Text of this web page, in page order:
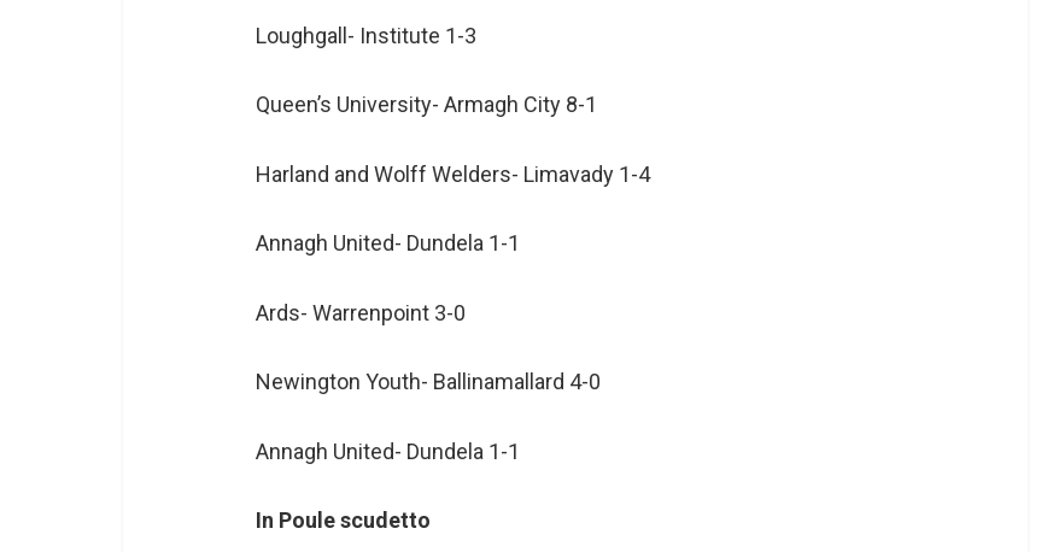
Loughgall- Institute 1-3
Queen’s University- Armagh City 8-1
Harland and Wolff Welders- Limavady 1-4
Annagh United- Dundela 1-1
Ards- Warrenpoint 3-0
Newington Youth- Ballinamallard 4-0
Annagh United- Dundela 1-1
In Poule scudetto